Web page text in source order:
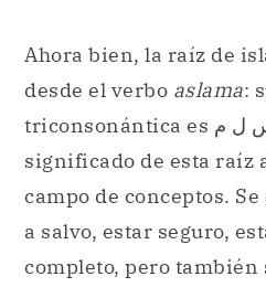
Ahora bien, la raíz de
desde el verbo aslama:
significado de esta raíz
campo de conceptos.
a salvo, estar seguro,
completo, pero